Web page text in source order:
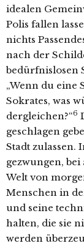
idealen
Polis fallen
nichts
nach der
bedürfnislosen
„Wenn du eine
Sokrates, was
dergleichen?“6
geschlagen
Stadt zulassen.
gezwungen,
Welt von
Menschen in
und seine
halten, die sie
werden